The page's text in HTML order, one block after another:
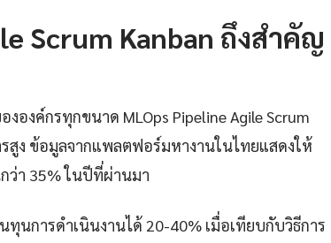
Scrum Kanban ถึงสำคัญ
งค์กรทุกขนาด MLOps Pipeline Agile Scrum
สูง ข้อมูลจากแพลตฟอร์มหางานในไทยแสดงให้
ว่า 35% ในปีที่ผ่านมา
ทุนการดำเนินงานได้ 20-40% เมื่อเทียบกับวิธีการ